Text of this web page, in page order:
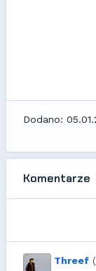
Dodano:
Komentarze
Threef